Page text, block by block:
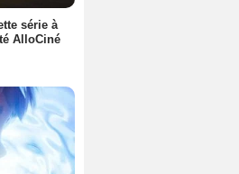
série à
AlloCiné